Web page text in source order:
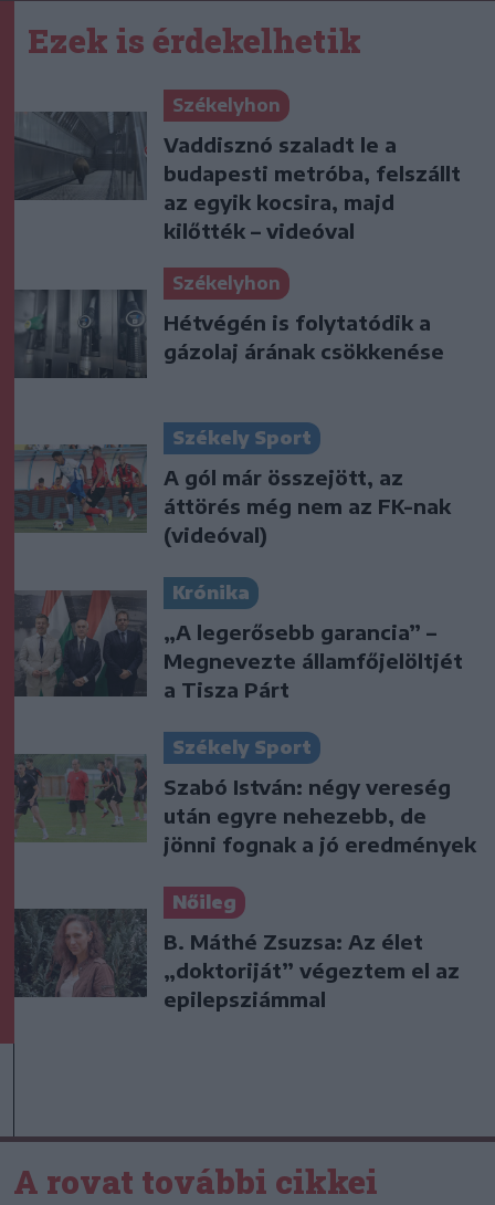
Ezek is érdekelhetik
Székelyhon
Vaddisznó szaladt le a
budapesti metróba, felszállt
az egyik kocsira, majd
kilőtték – videóval
Székelyhon
Hétvégén is folytatódik a
gázolaj árának csökkenése
Székely Sport
A gól már összejött, az
áttörés még nem az FK-nak
(videóval)
Krónika
„A legerősebb garancia” –
Megnevezte államfőjelöltjét
a Tisza Párt
Székely Sport
Szabó István: négy vereség
után egyre nehezebb, de
jönni fognak a jó eredmények
Nőileg
B. Máthé Zsuzsa: Az élet
„doktoriját” végeztem el az
epilepsziámmal
A rovat további cikkei